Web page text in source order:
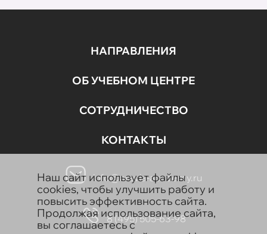
НАПРАВЛЕНИЯ
ОБ УЧЕБНОМ ЦЕНТРЕ
СОТРУДНИЧЕСТВО
КОНТАКТЫ
info@aravia-academy.ru
8 (495) 505-63-98
Наш сайт использует файлы
cookies, чтобы улучшить работу и
повысить эффективность сайта.
Продолжая использование сайта,
вы соглашаетесь с